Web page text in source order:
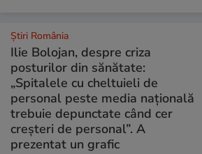
Știri România
Ilie Bolojan, despre criza
posturilor din sănătate:
„Spitalele cu cheltuieli de
personal peste media națională
trebuie depunctate când cer
creșteri de personal”. A
prezentat un grafic